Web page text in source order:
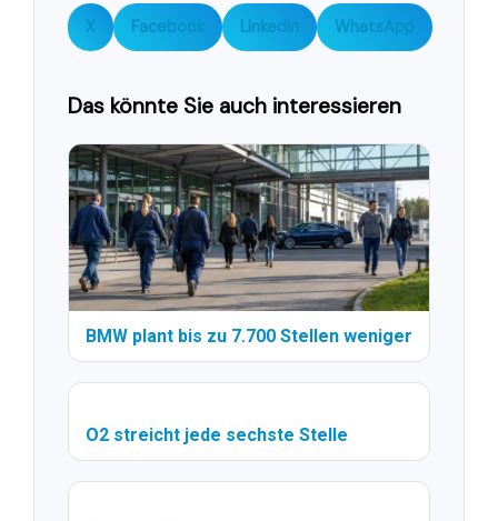
X Facebook LinkedIn WhatsApp
Das könnte Sie auch interessieren
BMW plant bis zu 7.700 Stellen weniger
O2 streicht jede sechste Stelle